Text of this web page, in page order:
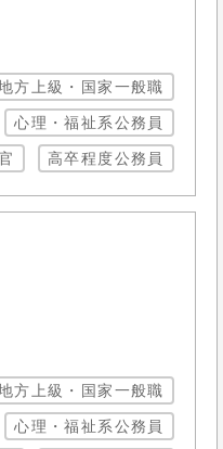
方上級・国家一般職
心理・福祉系公務員
高卒程度公務員
方上級・国家一般職
心理・福祉系公務員